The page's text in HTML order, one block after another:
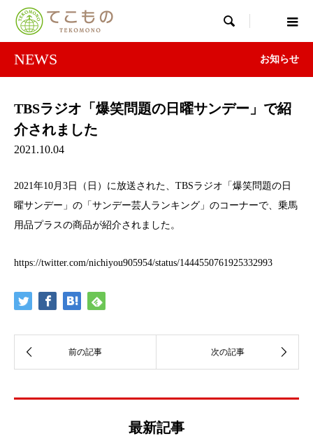

NEWS お知らせ
TBSラジオ「爆笑問題の日曜サンデー」で紹
介されました
2021.10.04
2021年10月3日（日）に放送された、TBSラジオ「爆笑問題の日
曜サンデー」の「サンデー芸人ランキング」のコーナーで、乗馬
用品プラスの商品が紹介されました。
https://twitter.com/nichiyou905954/status/1444550761925332993
最新記事